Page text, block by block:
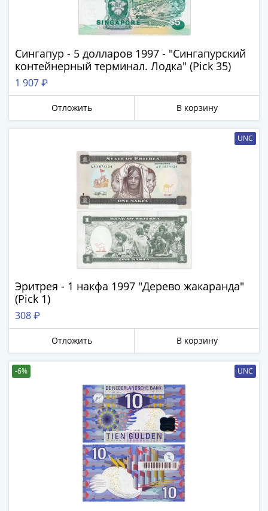
Сингапур - 5 долларов 1997 - "Сингапурский
контейнерный терминал. Лодка" (Pick 35)
1 907 ₽
Отложить В корзину
UNC
Эритрея - 1 накфа 1997 "Дерево жакаранда"
(Pick 1)
308 ₽
Отложить В корзину
-6% UNC